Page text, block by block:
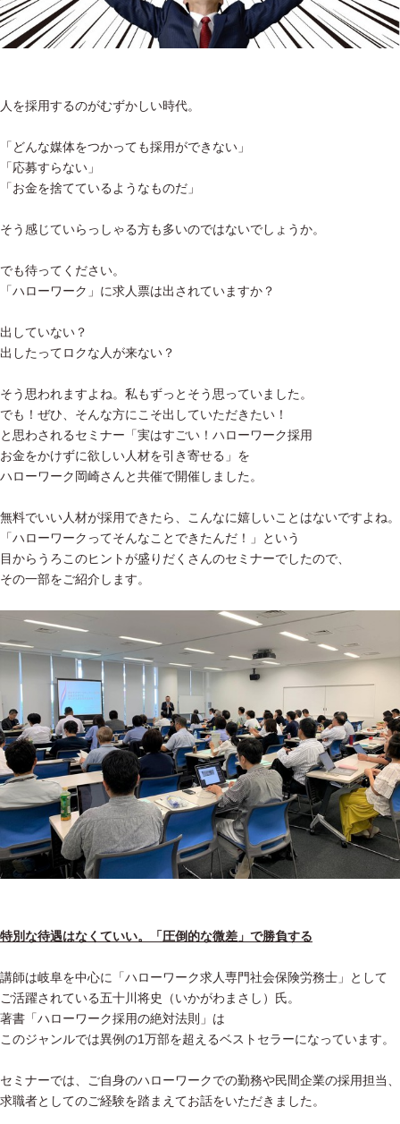
人を採用するのがむずかしい時代。
「どんな媒体をつかっても採用ができない」
「応募すらない」
「お金を捨てているようなものだ」
そう感じていらっしゃる方も多いのではないでしょうか。
でも待ってください。
「ハローワーク」に求人票は出されていますか？
出していない？
出したってロクな人が来ない？
そう思われますよね。私もずっとそう思っていました。
でも！ぜひ、そんな方にこそ出していただきたい！
と思わされるセミナー「実はすごい！ハローワーク採用
お金をかけずに欲しい人材を引き寄せる」を
ハローワーク岡崎さんと共催で開催しました。
無料でいい人材が採用できたら、こんなに嬉しいことはないですよね。
「ハローワークってそんなことできたんだ！」という
目からうろこのヒントが盛りだくさんのセミナーでしたので、
その一部をご紹介します。
特別な待遇はなくていい。「圧倒的な微差」で勝負する
講師は岐阜を中心に「ハローワーク求人専門社会保険労務士」として
ご活躍されている五十川将史（いかがわまさし）氏。
著書「ハローワーク採用の絶対法則」は
このジャンルでは異例の1万部を超えるベストセラーになっています。
セミナーでは、ご自身のハローワークでの勤務や民間企業の採用担当、
求職者としてのご経験を踏まえてお話をいただきました。